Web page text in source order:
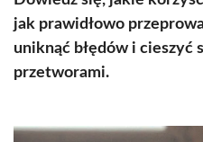
jak prawidłowo
uniknąć błędów i cieszyć
przetworami.